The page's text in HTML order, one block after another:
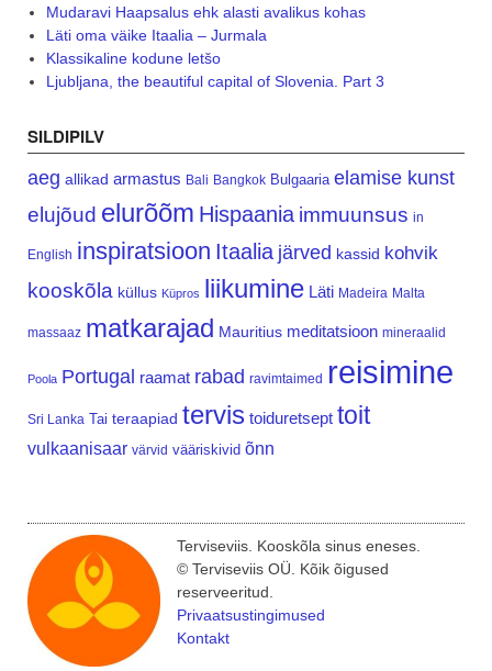
Mudaravi Haapsalus ehk alasti avalikus kohas
Läti oma väike Itaalia – Jurmala
Klassikaline kodune letšo
Ljubljana, the beautiful capital of Slovenia. Part 3
SILDIPILV
aeg allikad armastus Bali Bangkok Bulgaaria elamise kunst
elujõud elurõõm Hispaania immuunsus in
English inspiratsioon Itaalia järved kassid kohvik
kooskõla küllus Küpros liikumine Läti Madeira Malta
massaaz matkarajad Mauritius meditatsioon mineraalid
Poola Portugal raamat rabad ravimtaimed reisimine
Sri Lanka Tai teraapiad tervis toiduretsept toit
vulkaanisaar värvid vääriskivid õnn
Terviseviis. Kooskõla sinus eneses.
© Terviseviis OÜ. Kõik õigused
reserveeritud.
Privaatsustingimused
Kontakt